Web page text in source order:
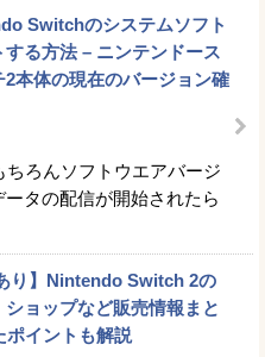
Switchのシステムソフト
る方法 – ニンテンドース
本体の現在のバージョン確
ちろんソフトウエアバージ
タの配信が開始されたら
り】Nintendo Switch 2の
ョップなど販売情報まと
ポイントも解説